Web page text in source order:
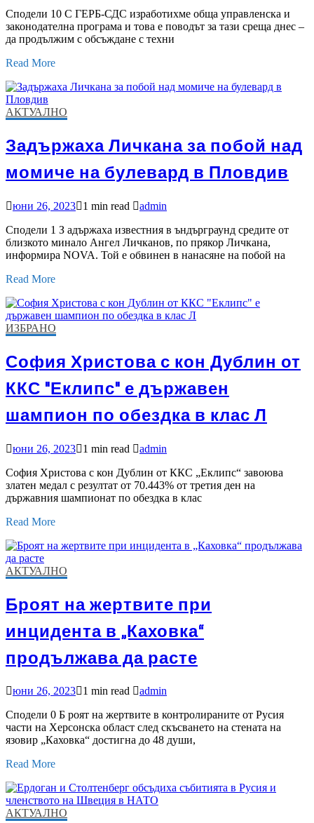
Сподели 10 С ГЕРБ-СДС изработихме обща управленска и
законодателна програма и това е поводът за тази среща днес –
да продължим с обсъждане с техни
Read More
АКТУАЛНО
Задържаха Личкана за побой над
момиче на булевард в Пловдив
юни 26, 2023 1 min read
admin
Сподели 1 З адържаха известния в ъндърграунд средите от
близкото минало Ангел Личканов, по прякор Личкана,
информира NOVA. Той е обвинен в нанасяне на побой на
Read More
ИЗБРАНО
София Христова с кон Дублин от
ККС "Еклипс" е държавен
шампион по обездка в клас Л
юни 26, 2023 1 min read
admin
София Христова с кон Дублин от ККС „Еклипс“ завоюва
златен медал с резултат от 70.443% от третия ден на
държавния шампионат по обездка в клас
Read More
АКТУАЛНО
Броят на жертвите при
инцидента в „Каховка“
продължава да расте
юни 26, 2023 1 min read
admin
Сподели 0 Б роят на жертвите в контролираните от Русия
части на Херсонска област след скъсването на стената на
язовир „Каховка“ достигна до 48 души,
Read More
АКТУАЛНО